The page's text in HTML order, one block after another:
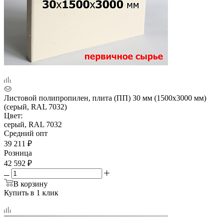
Листовой полипропилен, плита (ПП) 30 мм (1500х3000 мм)
(серый, RAL 7032)
Цвет:
серый, RAL 7032
Средний опт
39 211 ₽
Розница
42 592 ₽
В корзину
Купить в 1 клик